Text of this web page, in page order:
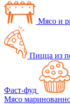
Мясо и
Пицца из
Фаст-фуд
Мясо